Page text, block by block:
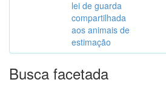
lei de guarda
compartilhada
aos animais de
estimação
Busca facetada